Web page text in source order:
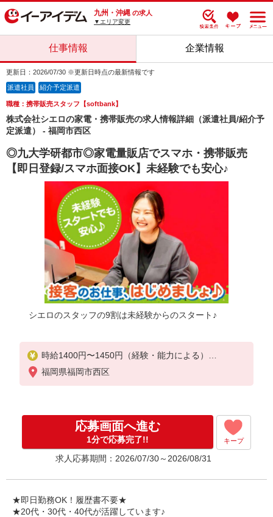
九州・沖縄 の求人
▼エリア変更
仕事情報 企業情報
更新日：2026/07/30 ※更新日時点の最新情報です
派遣社員 紹介予定派遣
職種：携帯販売スタッフ【softbank】
株式会社シエロの家電・携帯販売の求人情報詳細（派遣社員/紹介予
定派遣） - 福岡市西区
◎九大学研都市◎家電量販店でスマホ・携帯販売
【即日登録/スマホ面接OK】未経験でも安心♪
シエロのスタッフの9割は未経験からのスタート♪
時給1400円〜1450円（経験・能力による）
※残業代支給
★交通費別途支給（規定あり）
入社祝い金10万円支給(規定有)
お友達を紹介頂くと,
インセンティブ支給(規定有)
゜・。○。・゜+゜・。○。・゜+゜
福岡県福岡市西区
応募画面へ進む
1分で応募完了!! キープ
求人応募期間：2026/07/30～2026/08/31
★即日勤務OK！履歴書不要★
★20代・30代・40代が活躍しています♪